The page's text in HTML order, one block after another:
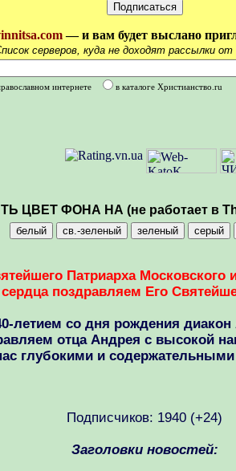
— и вам будет выслано
серверов, куда не доходят рассылки от
интернете в каталоге Христианство.ru
ЦВЕТ ФОНА НА (не работает в
Патриарха Московского
сердца поздравляем Его
летием со дня рождения
отца Андрея с высокой
глубокими и
Подписчиков: 1940 (+24)
Заголовки новостей: